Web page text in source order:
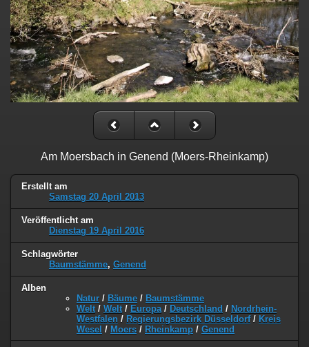
Am Moersbach in Genend (Moers-Rheinkamp)
Erstellt am
Samstag 20 April 2013
Veröffentlicht am
Dienstag 19 April 2016
Schlagwörter
Baumstämme, Genend
Alben
Natur / Bäume / Baumstämme
Welt / Welt / Europa / Deutschland / Nordrhein-
Westfalen / Regierungsbezirk Düsseldorf/ Kreis
Wesel / Moers / Rheinkamp / Genend